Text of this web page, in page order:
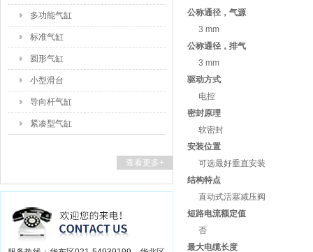
多功能气缸
标准气缸
圆形气缸
小型滑台
导向杆气缸
紧凑型气缸
查看更多+
公称通径，气源
3 mm
公称通径，排气
3 mm
驱动方式
电控
密封原理
软密封
安装位置
可选最好垂直安装
结构特点
直动式活塞减压阀
短路电流额定值
否
最大电缆长度